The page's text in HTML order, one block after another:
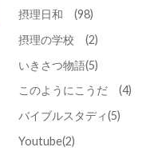
摂理日和 (98)
摂理の学校 (2)
いきさつ物語(5)
このようにこうだ (4)
バイブルスタディ(5)
Youtube(2)